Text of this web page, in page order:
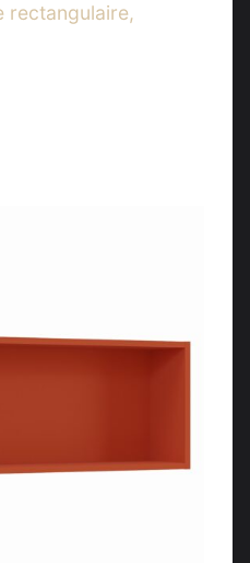
rectangulaire,